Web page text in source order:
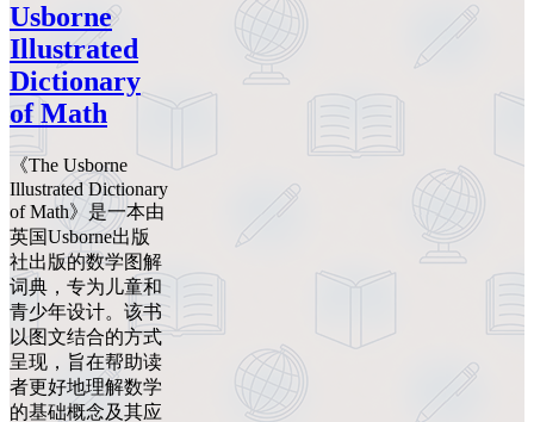
Usborne
Illustrated
Dictionary
of Math
《The Usborne
Illustrated Dictionary
of Math》是一本由
英国Usborne出版
社出版的数学图解
词典，专为儿童和
青少年设计。该书
以图文结合的方式
呈现，旨在帮助读
者更好地理解数学
的基础概念及其应